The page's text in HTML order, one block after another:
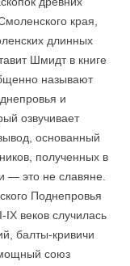
края,
длинных
Шмидт в книге
называют
и
озвучивает
основанный
полученных в
— это не славяне.
Поднепровья
веков случилась
балты-кривичи
союз